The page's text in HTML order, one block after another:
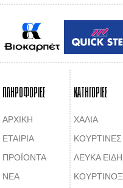
ΠΛΗΡΟΦΟΡΙΕΣ
ΑΡΧΙΚΗ
ΕΤΑΙΡΙΑ
ΠΡΟΪΟΝΤΑ
ΝΕΑ
ΚΑΤΗΓΟΡΙΕΣ
ΧΑΛΙΑ
ΚΟΥΡΤΙΝΕΣ
ΛΕΥΚΑ ΕΙΔΗ